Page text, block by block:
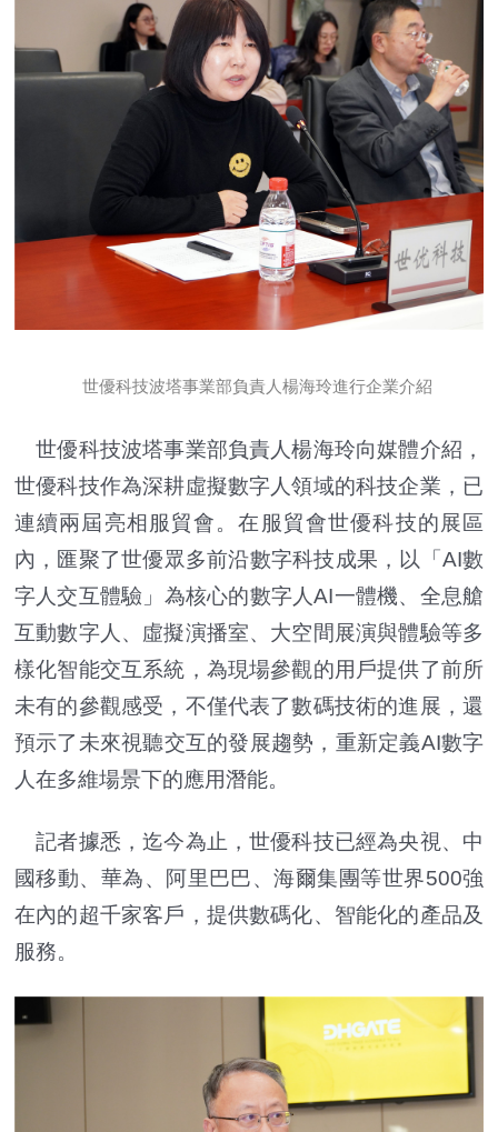
世優科技波塔事業部負責人楊海玲進行企業介紹
世優科技波塔事業部負責人楊海玲向媒體介紹，
世優科技作為深耕虛擬數字人領域的科技企業，已
連續兩屆亮相服貿會。在服貿會世優科技的展區
內，匯聚了世優眾多前沿數字科技成果，以「AI數
字人交互體驗」為核心的數字人AI一體機、全息艙
互動數字人、虛擬演播室、大空間展演與體驗等多
樣化智能交互系統，為現場參觀的用戶提供了前所
未有的參觀感受，不僅代表了數碼技術的進展，還
預示了未來視聽交互的發展趨勢，重新定義AI數字
人在多維場景下的應用潛能。
記者據悉，迄今為止，世優科技已經為央視、中
國移動、華為、阿里巴巴、海爾集團等世界500強
在內的超千家客戶，提供數碼化、智能化的產品及
服務。